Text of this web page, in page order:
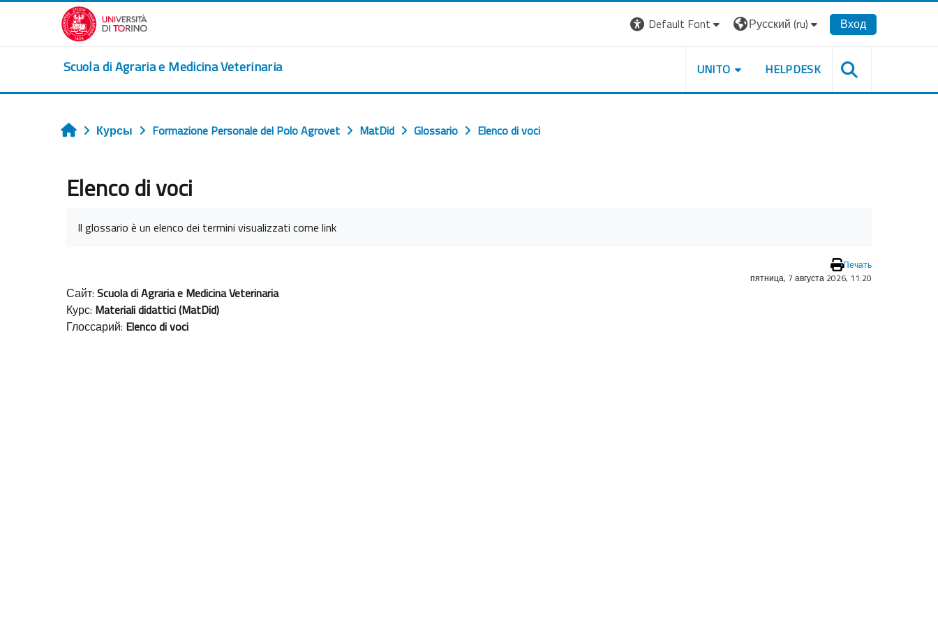
Перейти к основному содержанию
Default Font
Русский ‎(ru)‎ Вход
Scuola di Agraria e Medicina Veterinaria UNITO HELPDESK
Главная
Курсы Formazione Personale del Polo Agrovet MatDid Glossario Elenco di voci
Elenco di voci
Il glossario è un elenco dei termini visualizzati come link
Печать
пятница, 7 августа 2026, 11:20
Сайт: Scuola di Agraria e Medicina Veterinaria
Курс: Materiali didattici (MatDid)
Глоссарий: Elenco di voci